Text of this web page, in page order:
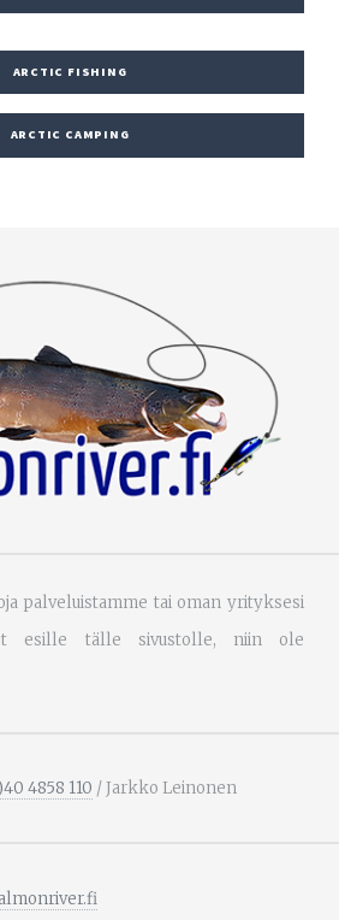
ARCTIC FISHING
ARCTIC CAMPING
palveluistamme tai oman yrityksesi
esille tälle sivustolle, niin ole
4858 110 / Jarkko Leinonen